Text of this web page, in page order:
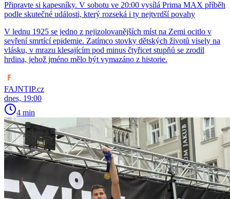
Připravte si kapesníky. V sobotu ve 20:00 vysílá Prima MAX příběh
podle skutečné události, který rozseká i ty nejtvrdší povahy
V lednu 1925 se jedno z nejizolovanějších míst na Zemi ocitlo v
sevření smrtící epidemie. Zatímco stovky dětských životů visely na
vlásku, v mrazu klesajícím pod minus čtyřicet stupňů se zrodil
hrdina, jehož jméno mělo být vymazáno z historie.
FAJNTIP.cz
dnes, 19:00
4 min